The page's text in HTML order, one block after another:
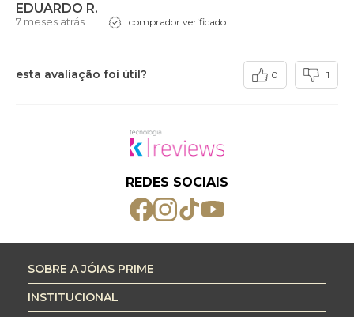
EDUARDO R.
7 meses atrás comprador verificado
esta avaliação foi útil? 0 1
REDES SOCIAIS
SOBRE A JÓIAS PRIME
INSTITUCIONAL